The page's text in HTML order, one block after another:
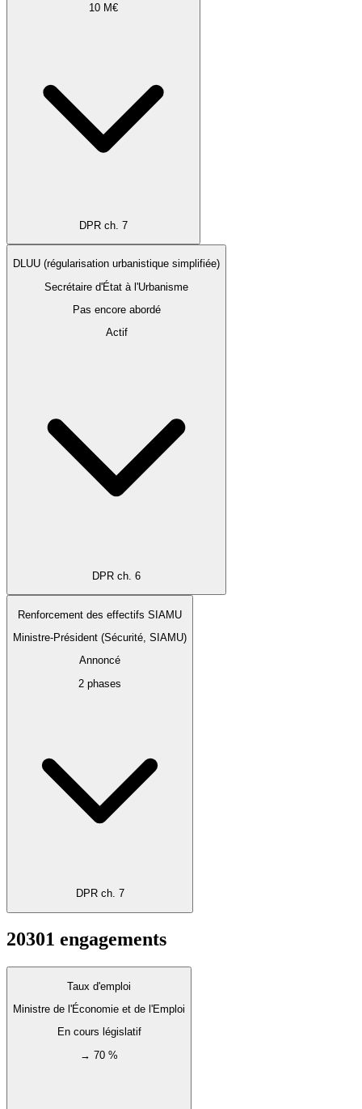
10 M€
DPR ch. 7
DLUU (régularisation urbanistique simplifiée)
Secrétaire d'État à l'Urbanisme
Pas encore abordé
Actif
DPR ch. 6
Renforcement des effectifs SIAMU
Ministre-Président (Sécurité, SIAMU)
Annoncé
2 phases
DPR ch. 7
20301 engagements
Taux d'emploi
Ministre de l'Économie et de l'Emploi
En cours législatif
→ 70 %